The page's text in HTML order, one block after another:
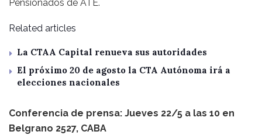
Pensionados de ATE.
Related articles
La CTAA Capital renueva sus autoridades
El próximo 20 de agosto la CTA Autónoma irá a
elecciones nacionales
Conferencia de prensa: Jueves 22/5 a las 10 en
Belgrano 2527, CABA